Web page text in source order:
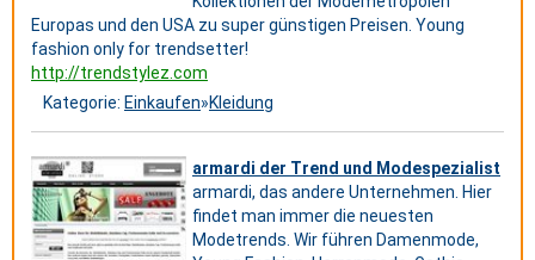
Europas und den USA zu super günstigen Preisen. Young
fashion only for trendsetter!
http://trendstylez.com
Kategorie: Einkaufen»Kleidung
armardi der Trend und Modespezialist
armardi, das andere Unternehmen. Hier
findet man immer die neuesten
Modetrends. Wir führen Damenmode,